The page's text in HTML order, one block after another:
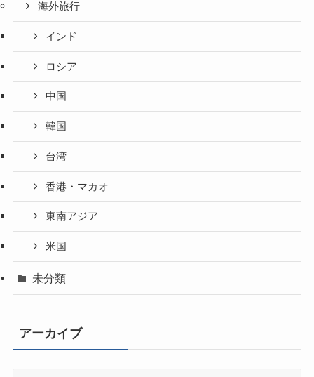
海外旅行
インド
ロシア
中国
韓国
台湾
香港・マカオ
東南アジア
米国
未分類
アーカイブ